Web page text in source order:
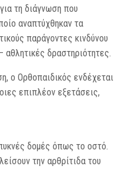
τη διάγνωση που
αναπτύχθηκαν τα
παράγοντες κινδύνου
δραστηριότητες.
ο Ορθοπαιδικός ενδέχεται
επιπλέον εξετάσεις,
δομές όπως το οστό.
την αρθρίτιδα του